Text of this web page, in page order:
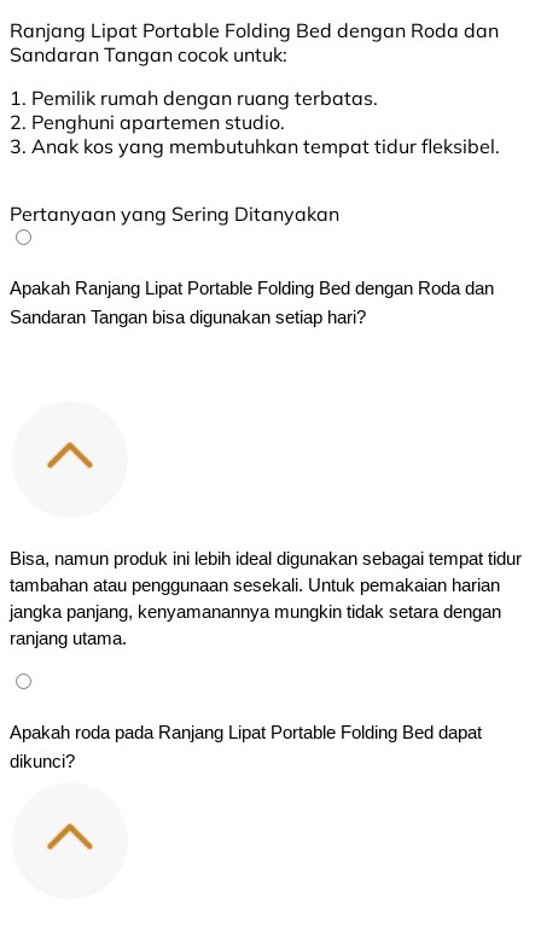
Ranjang Lipat Portable Folding Bed dengan Roda dan
Sandaran Tangan cocok untuk:
1. Pemilik rumah dengan ruang terbatas.
2. Penghuni apartemen studio.
3. Anak kos yang membutuhkan tempat tidur fleksibel.
Pertanyaan yang Sering Ditanyakan
Apakah Ranjang Lipat Portable Folding Bed dengan Roda dan
Sandaran Tangan bisa digunakan setiap hari?
Bisa, namun produk ini lebih ideal digunakan sebagai tempat tidur
tambahan atau penggunaan sesekali. Untuk pemakaian harian
jangka panjang, kenyamanannya mungkin tidak setara dengan
ranjang utama.
Apakah roda pada Ranjang Lipat Portable Folding Bed dapat
dikunci?